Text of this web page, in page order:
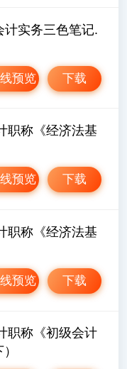
计实务三色笔记.
下载
预览
职称《经济法基
下载
预览
职称《经济法基
下载
预览
职称《初级会计